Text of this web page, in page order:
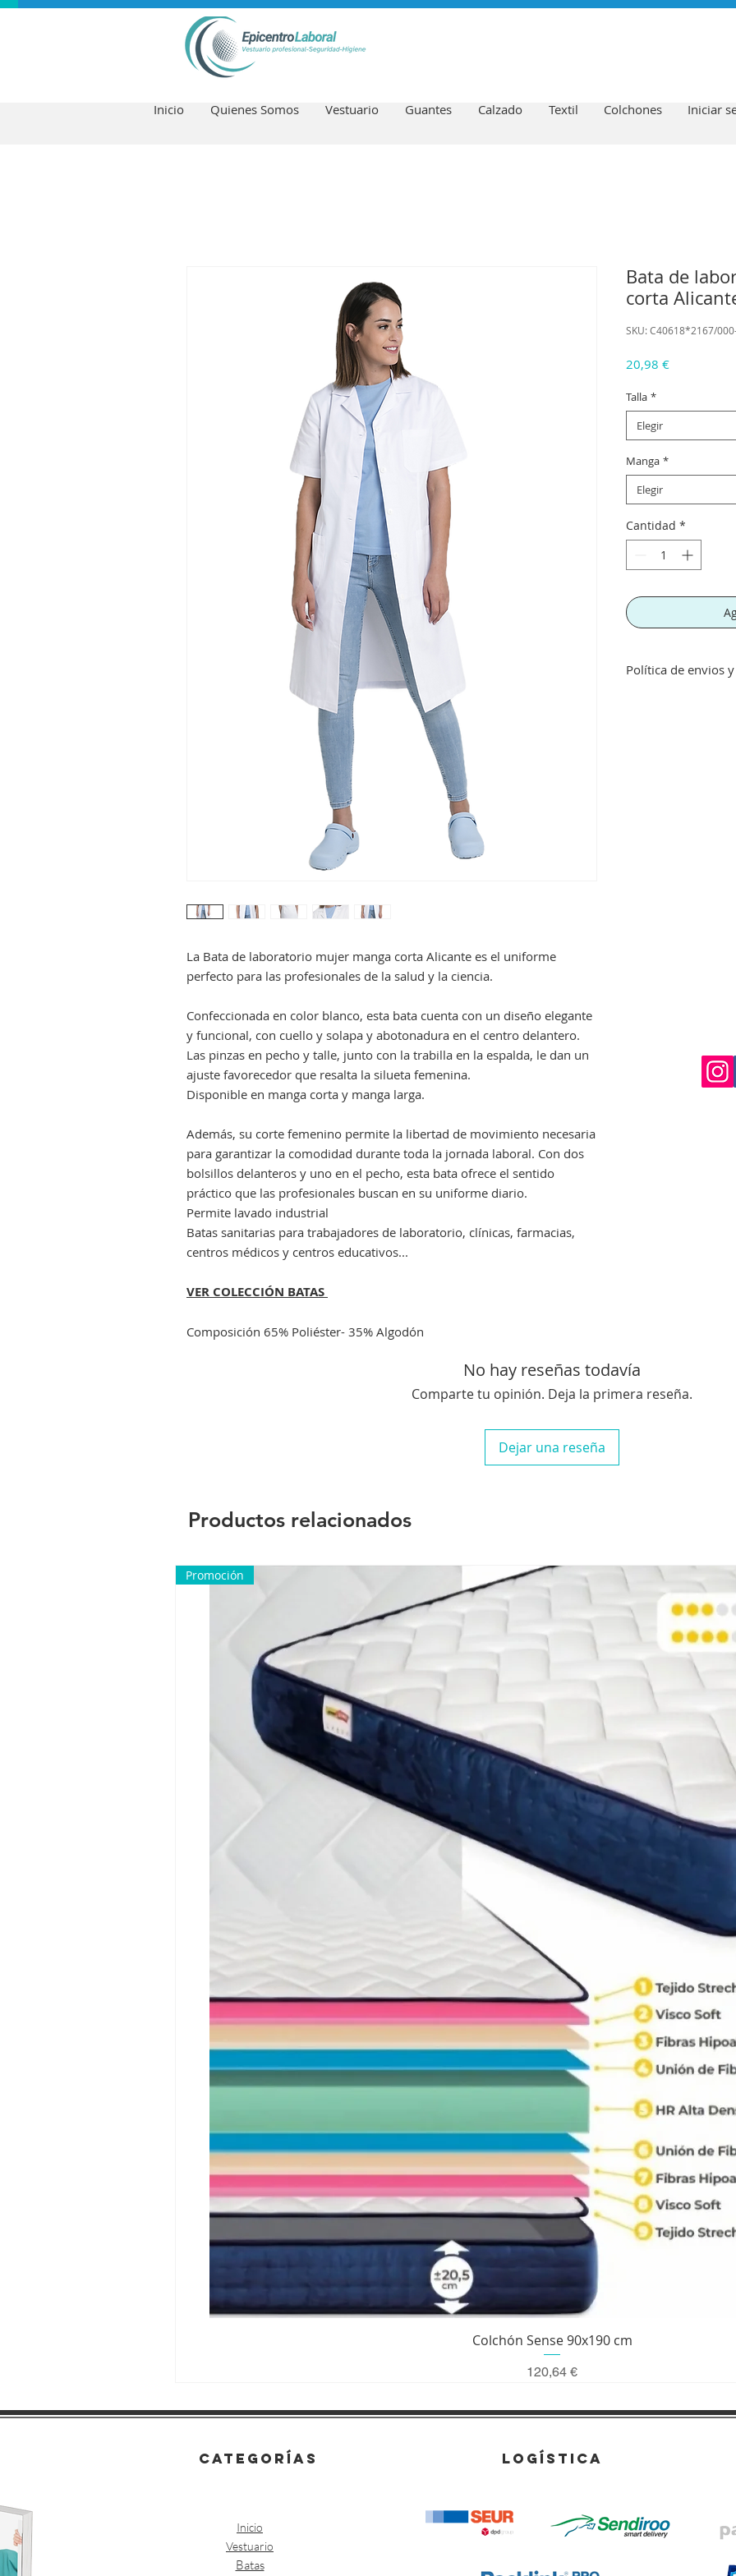
Inicio Quienes Somos Vestuario Guantes Calzado Textil Colchones Iniciar
La Bata de laboratorio mujer manga corta Alicante es el uniforme
perfecto para las profesionales de la salud y la ciencia.
Confeccionada en color blanco, esta bata cuenta con un diseño elegante
y funcional, con cuello y solapa y abotonadura en el centro delantero.
Las pinzas en pecho y talle, junto con la trabilla en la espalda, le dan un
ajuste favorecedor que resalta la silueta femenina.
Disponible en manga corta y manga larga.
Además, su corte femenino permite la libertad de movimiento necesaria
para garantizar la comodidad durante toda la jornada laboral. Con dos
bolsillos delanteros y uno en el pecho, esta bata ofrece el sentido
práctico que las profesionales buscan en su uniforme diario.
Permite lavado industrial
Batas sanitarias para trabajadores de laboratorio, clínicas, farmacias,
centros médicos y centros educativos...
VER COLECCIÓN BATAS
Composición 65% Poliéster- 35% Algodón
Bata de
corta
SKU: C40618*2167/
20,98 €Precio
Talla *
Elegir
Manga *
Elegir
Cantidad *
Política de envios
No hay reseñas todavía
Comparte tu opinión. Deja la primera reseña.
Dejar una reseña
Productos relacionados
Vista rápida
Promoción
Colchón Sense 90x190 cm
Precio
120,64 €
categorías
Inicio
Vestuario
Batas
LOGÍSTICA